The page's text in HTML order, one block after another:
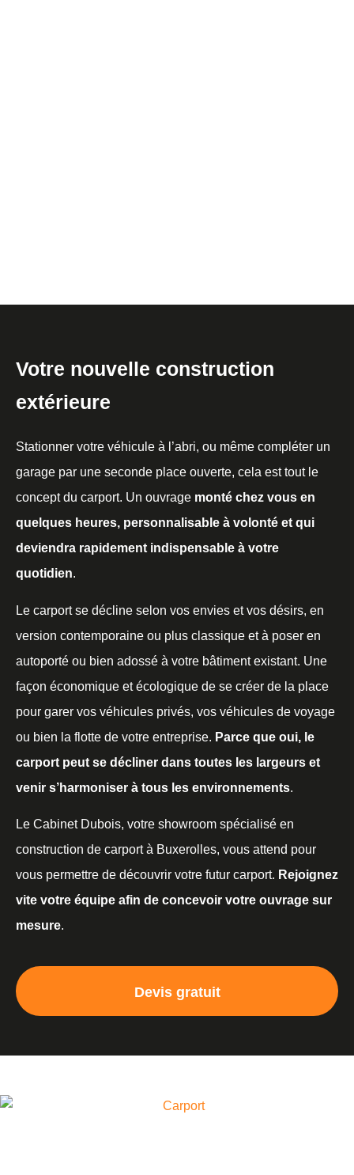
Votre nouvelle construction
extérieure
Stationner votre véhicule à l’abri, ou même compléter un
garage par une seconde place ouverte, cela est tout le
concept du carport. Un ouvrage monté chez vous en
quelques heures, personnalisable à volonté et qui
deviendra rapidement indispensable à votre
quotidien.
Le carport se décline selon vos envies et vos désirs, en
version contemporaine ou plus classique et à poser en
autoporté ou bien adossé à votre bâtiment existant. Une
façon économique et écologique de se créer de la place
pour garer vos véhicules privés, vos véhicules de voyage
ou bien la flotte de votre entreprise. Parce que oui, le
carport peut se décliner dans toutes les largeurs et
venir s’harmoniser à tous les environnements.
Le Cabinet Dubois, votre showroom spécialisé en
construction de carport à Buxerolles, vous attend pour
vous permettre de découvrir votre futur carport. Rejoignez
vite votre équipe afin de concevoir votre ouvrage sur
mesure.
Devis gratuit